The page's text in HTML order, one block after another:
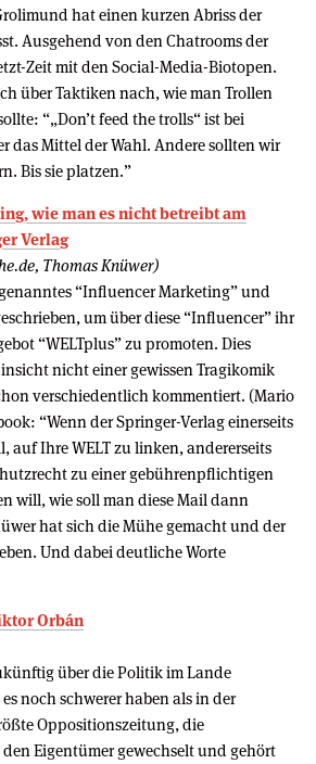
hat einen kurzen Abriss der
Ausgehend von den Chatrooms der
Zeit mit den Social-Media-Biotopen.
über Taktiken nach, wie man Trollen
“„Don’t feed the trolls“ ist bei
das Mittel der Wahl. Andere sollten wir
Bis sie platzen.”
wie man es nicht betreibt am
Verlag
Thomas Knüwer)
“Influencer Marketing” und
um über diese “Influencer” ihr
“WELTplus” zu promoten. Dies
nicht einer gewissen Tragikomik
verschiedentlich kommentiert. (Mario
“Wenn der Springer-Verlag einerseits
auf Ihre WELT zu linken, andererseits
zu einer gebührenpflichtigen
will, wie soll man diese Mail dann
hat sich die Mühe gemacht und der
Und dabei deutliche Worte
Orbán
über die Politik im Lande
noch schwerer haben als in der
Oppositionszeitung, die
den Eigentümer gewechselt und gehört